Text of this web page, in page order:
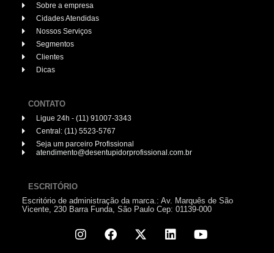
Sobre a empresa
Cidades Atendidas
Nossos Serviços
Segmentos
Clientes
Dicas
CONTATO
Ligue 24h - (11) 91007-3343
Central: (11) 5523-5767
Seja um parceiro Profissional
atendimento@desentupidorprofissional.com.br
ESCRITÓRIO
Escritório de administração da marca.: Av. Marquês de São
Vicente, 230 Barra Funda, São Paulo Cep: 01139-000